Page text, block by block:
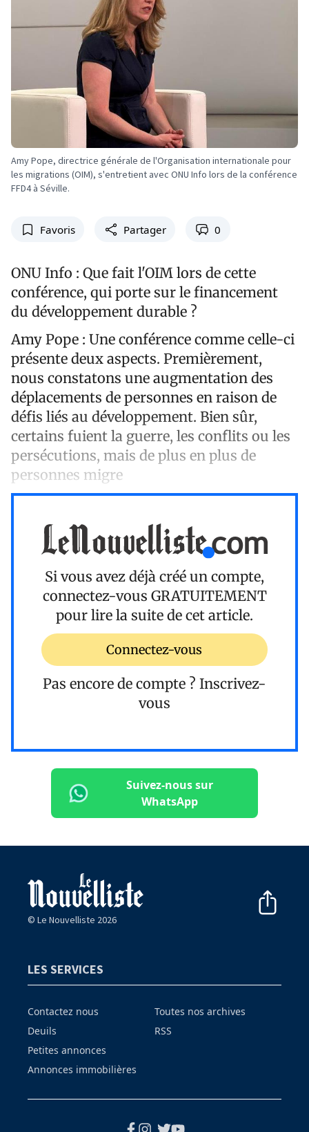
Amy Pope, directrice générale de l'Organisation internationale pour
les migrations (OIM), s'entretient avec ONU Info lors de la conférence
FFD4 à Séville.
Favoris Partager 0
ONU Info : Que fait l'OIM lors de cette
conférence, qui porte sur le financement
du développement durable ?
Amy Pope : Une conférence comme celle-ci
présente deux aspects. Premièrement,
nous constatons une augmentation des
déplacements de personnes en raison de
défis liés au développement. Bien sûr,
certains fuient la guerre, les conflits ou les
persécutions, mais de plus en plus de
personnes migre
Si vous avez déjà créé un compte,
connectez-vous GRATUITEMENT
pour lire la suite de cet article.
Connectez-vous
Pas encore de compte ? Inscrivez-
vous
Suivez-nous sur
WhatsApp
© Le Nouvelliste 2026
LES SERVICES
Contactez nous
Deuils
Petites annonces
Annonces immobilières
Toutes nos archives
RSS